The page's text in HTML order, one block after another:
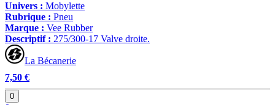
Univers : Mobylette
Rubrique : Pneu
Marque : Vee Rubber
Descriptif : 275/300-17 Valve droite.
La Bécanerie
7,50 €
0